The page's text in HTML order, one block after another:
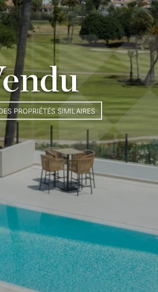
PROPRIÉTÉS SIMILAIRES